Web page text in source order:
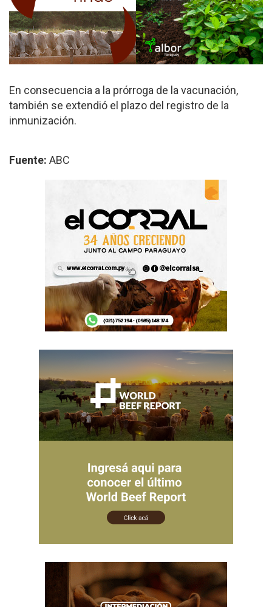
En consecuencia a la prórroga de la vacunación,
también se extendió el plazo del registro de la
inmunización.
Fuente: ABC